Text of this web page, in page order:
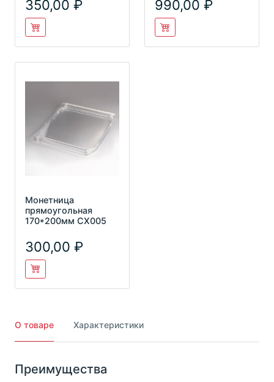
350,00 990,00
Монетница
прямоугольная
170*200мм СХ005
300,00
О товаре Характеристики
Преимущества